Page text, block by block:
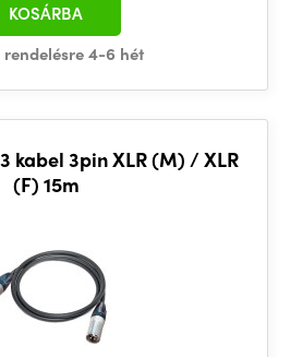
rendelésre 4-6 hét
KOSÁRBA
kabel 3pin XLR (M) / XLR
(F) 15m